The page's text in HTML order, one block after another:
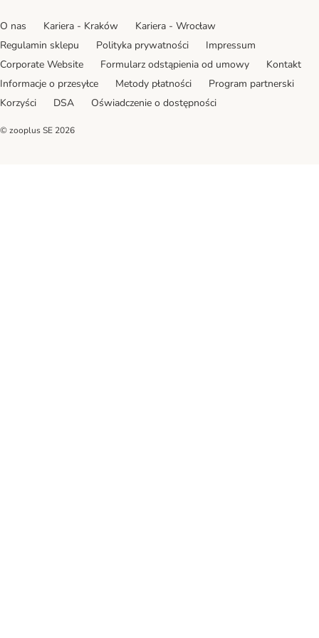
O nas Kariera - Kraków
Kariera - Wrocław
Regulamin sklepu
Polityka prywatności
Impressum
Corporate Website
Formularz odstąpienia od umowy
Kontakt
Informacje o przesyłce
Metody płatności
Program partnerski
Korzyści
DSA Oświadczenie o dostępności
© zooplus SE 2026